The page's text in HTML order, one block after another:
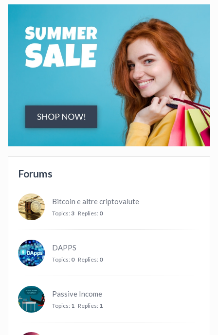
Forums
Bitcoin e altre criptovalute
Topics: 3 Replies: 0
DAPPS
Topics: 0 Replies: 0
Passive Income
Topics: 1 Replies: 1